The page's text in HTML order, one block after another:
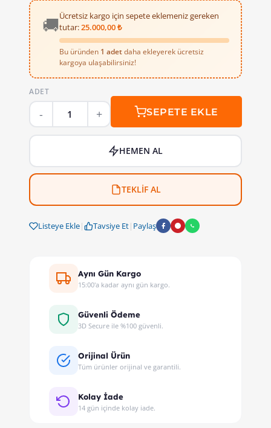
🚚Ücretsiz kargo için sepete eklemeniz gereken
tutar:25.000,00 ₺
Bu üründen 1 adetdaha ekleyerek ücretsiz
kargoya ulaşabilirsiniz!
ADET
SEPETE EKLE
HEMEN AL
TEKLİF AL
Listeye Ekle| Tavsiye Et| Paylaş
Aynı Gün Kargo
15:00'a kadar aynı gün kargo.
Güvenli Ödeme
3D Secure ile %100 güvenli.
Orijinal Ürün
Tüm ürünler orijinal ve garantili.
Kolay İade
14 gün içinde kolay iade.